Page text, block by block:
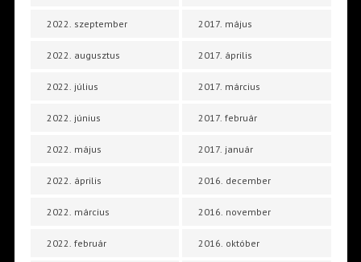
2022. szeptember
2022. augusztus
2022. július
2022. június
2022. május
2022. április
2022. március
2022. február
2017. május
2017. április
2017. március
2017. február
2017. január
2016. december
2016. november
2016. október